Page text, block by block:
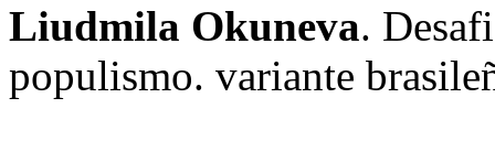
Liudmila Okuneva.
populismo. variante